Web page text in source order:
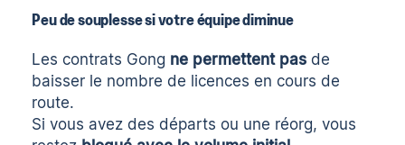
Peu de souplesse si votre équipe diminue
Les contrats Gong ne permettent pas de
baisser le nombre de licences en cours de
route.
Si vous avez des départs ou une réorg, vous